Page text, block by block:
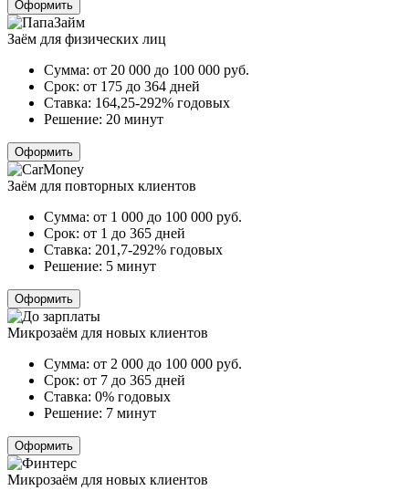
Оформить
Заём для физических лиц
Сумма: от 20 000 до 100 000 руб.
Срок: от 175 до 364 дней
Ставка: 164,25-292% годовых
Решение: 20 минут
Оформить
Заём для повторных клиентов
Сумма: от 1 000 до 100 000 руб.
Срок: от 1 до 365 дней
Ставка: 201,7-292% годовых
Решение: 5 минут
Оформить
Микрозаём для новых клиентов
Сумма: от 2 000 до 100 000 руб.
Срок: от 7 до 365 дней
Ставка: 0% годовых
Решение: 7 минут
Оформить
Микрозаём для новых клиентов